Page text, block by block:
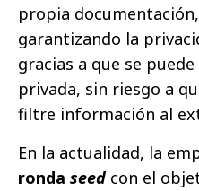
propia
garantizando la
gracias a que se
privada, sin riesgo a
filtre información al
En la actualidad, la
ronda seed con el